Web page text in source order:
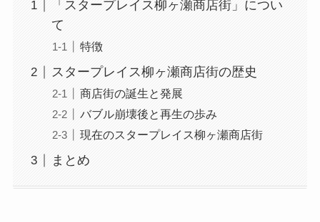
「スタープレイス柳ヶ瀬商店街」につい
て
特徴
スタープレイス柳ヶ瀬商店街の歴史
商店街の誕生と発展
バブル崩壊後と再生の歩み
現在のスタープレイス柳ヶ瀬商店街
まとめ